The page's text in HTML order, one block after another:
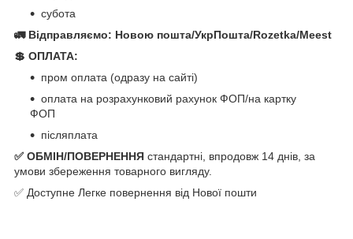
субота
🚛 Відправляємо: Новою пошта/УкрПошта/Rozetka/Meest
💲 ОПЛАТА:
пром оплата (одразу на сайті)
оплата на розрахунковий рахунок ФОП/на картку
ФОП
післяплата
✅ ОБМІН/ПОВЕРНЕННЯ стандартні, впродовж 14 днів, за
умови збереження товарного вигляду.
✅ Доступне Легке повернення від Нової пошти